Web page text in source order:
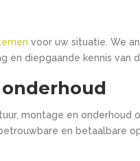
voor uw situatie. We
diepgaande kennis van
montage en onderhoud
en betaalbare